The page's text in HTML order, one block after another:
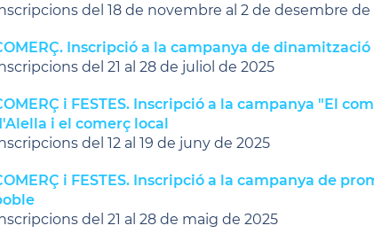
del 18 de novembre al 2 de desembre de
Inscripció a la campanya de
del 21 al 28 de juliol de 2025
i FESTES. Inscripció a la campanya "El
i el comerç local
del 12 al 19 de juny de 2025
i FESTES. Inscripció a la campanya de
del 21 al 28 de maig de 2025